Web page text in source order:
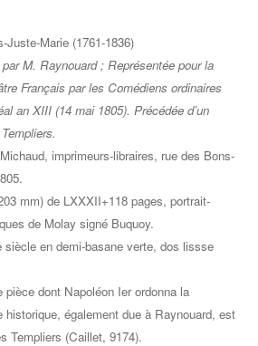
Marie (1761-1836)
M. Raynouard ; Représentée pour la
Français par les Comédiens ordinaires
an XIII (14 mai 1805). Précédée d’un
imprimeurs-libraires, rue des Bons-
mm) de LXXXII+118 pages, portrait-
de Molay signé Buquoy.
en demi-basane verte, dos lissse
dont Napoléon Ier ordonna la
historique, également due à Raynouard, est
Templiers (Caillet, 9174).